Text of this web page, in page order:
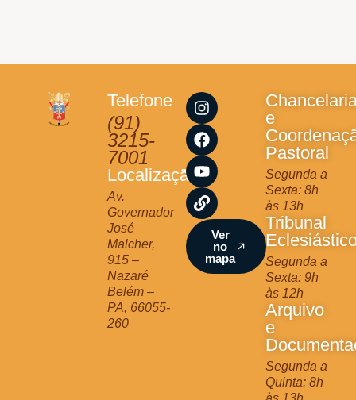
Telefone
(91)
3215-
7001
Localização
Av.
Governador
José
Malcher,
915 –
Nazaré
Belém –
PA, 66055-
260
I
n
s
t
a
g
r
a
m
F
a
c
e
b
o
o
k
Y
o
u
t
u
b
e
L
i
n
k
Ver
no
mapa
e
Pastoral
Segunda a
Sexta: 8h
às 13h
Tribunal
Segunda a
Sexta: 9h
às 12h
Arquivo
e
Segunda a
Quinta: 8h